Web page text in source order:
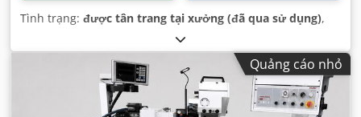
Tình trạng: được tân trang tại xưởng (đã qua sử dụng),
Quảng cáo nhỏ